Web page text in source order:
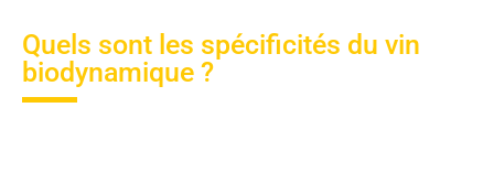
Quels sont les spécificités du vin
biodynamique ?